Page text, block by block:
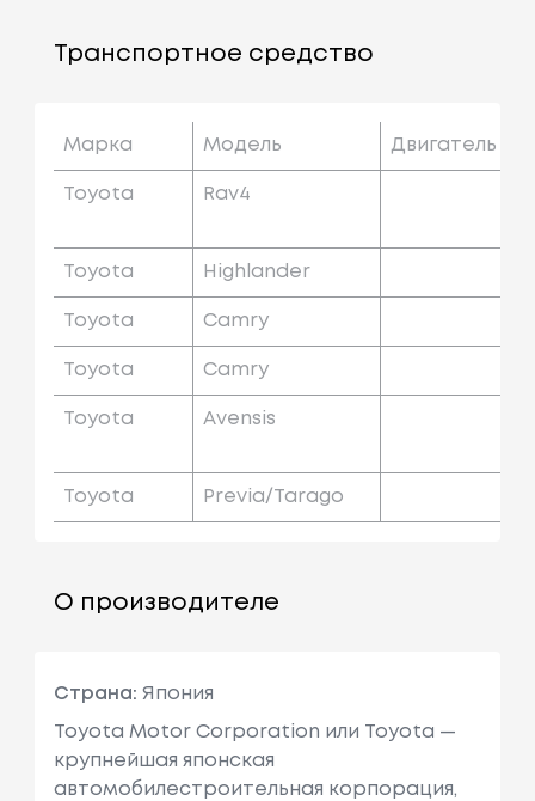
Транспортное средство
Марка Модель Двигатель
Toyota Rav4
Toyota Highlander
Toyota Camry
Toyota Camry
Toyota Avensis
Toyota Previa/tarago
О производителе
Страна: Япония
Toyota Motor Corporation или Toyota —
крупнейшая японская
автомобилестроительная корпорация,